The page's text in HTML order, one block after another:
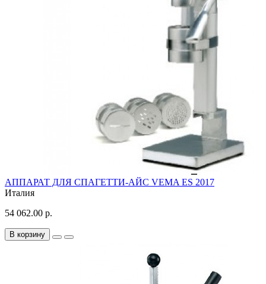
АППАРАТ ДЛЯ СПАГЕТТИ-АЙС VEMA ES 2017
Италия
54 062.00 р.
В корзину